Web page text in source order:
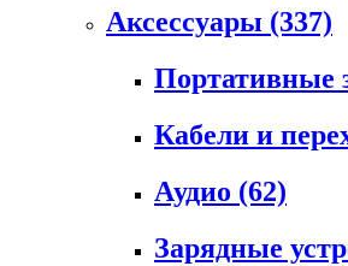
Аксессуары (337)
Портативные
Кабели и
Аудио (62)
Зарядные